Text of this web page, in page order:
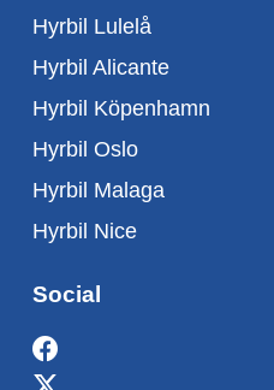
Hyrbil Lulelå
Hyrbil Alicante
Hyrbil Köpenhamn
Hyrbil Oslo
Hyrbil Malaga
Hyrbil Nice
Social